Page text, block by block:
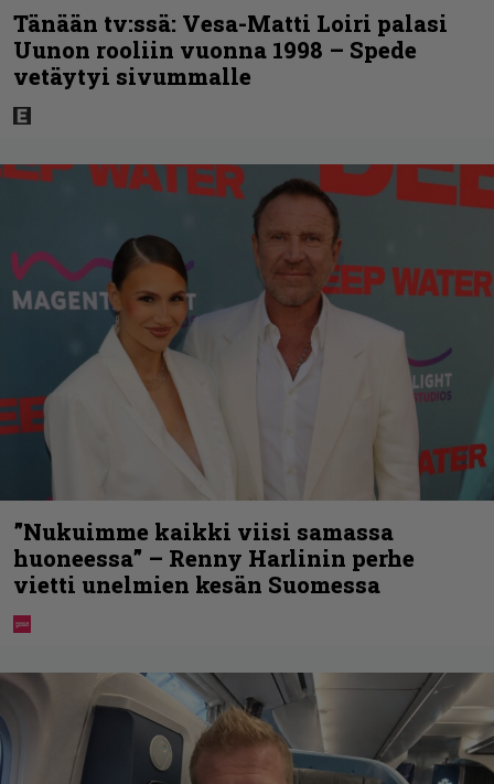
Tänään tv:ssä: Vesa-Matti Loiri palasi
Uunon rooliin vuonna 1998 – Spede
vetäytyi sivummalle
”Nukuimme kaikki viisi samassa
huoneessa” – Renny Harlinin perhe
vietti unelmien kesän Suomessa